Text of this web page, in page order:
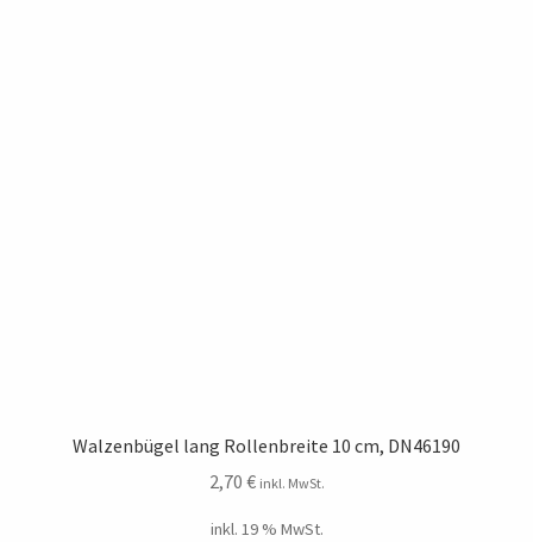
Walzenbügel lang Rollenbreite 10 cm, DN46190
2,70 € inkl. MwSt.
inkl. 19 % MwSt.